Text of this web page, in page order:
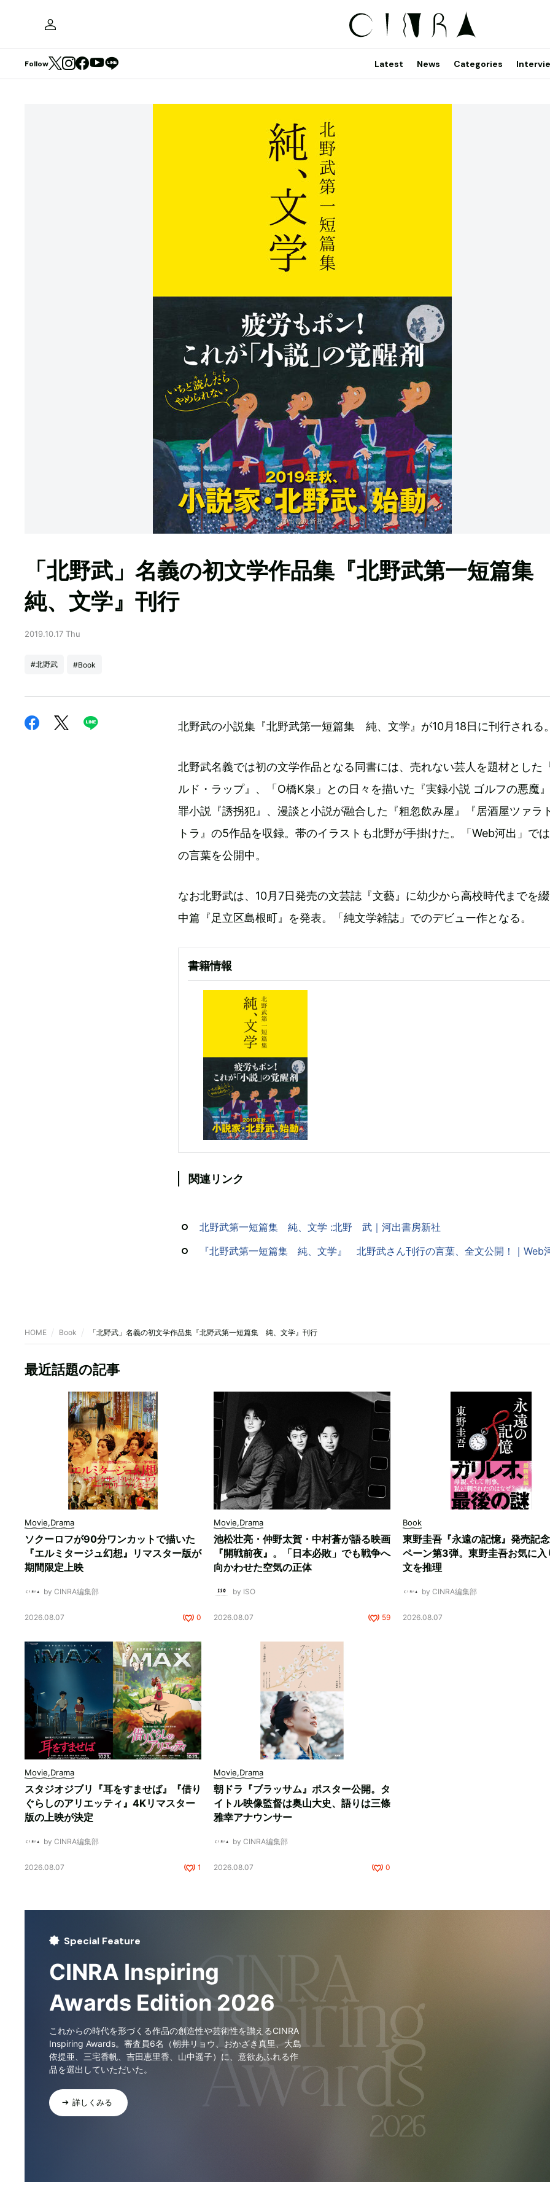
Follow Latest News Categories
「北野武」名義の初文学作品集『北野武第一短篇
純、文学』刊行
2019.10.17 Thu
#北野武 #Book
北野武の小説集『北野武第一短篇集 純、文学』が10月18日に刊行される
北野武名義では初の文学作品となる同書には、売れない芸人を題材とした
ルド・ラップ』、「O橋K泉」との日々を描いた『実録小説 ゴルフの悪魔
罪小説『誘拐犯』、漫談と小説が融合した『粗忽飲み屋』『居酒屋ツァラ
トラ』の5作品を収録。帯のイラストも北野が手掛けた。「Web河出」で
の言葉を公開中。
なお北野武は、10月7日発売の文芸誌『文藝』に幼少から高校時代までを
中篇『足立区島根町』を発表。「純文学雑誌」でのデビュー作となる。
書籍情報
関連リンク
北野武第一短篇集 純、文学 :北野 武｜河出書房新社
『北野武第一短篇集 純、文学』 北野武さん刊行の言葉、全文公開！｜Web
HOME Book 「北野武」名義の初文学作品集『北野武第一短篇集 純、文学』刊行
最近話題の記事
Movie,Drama
ソクーロフが90分ワンカットで描いた
『エルミタージュ幻想』リマスター版が
期間限定上映
by CINRA編集部
2026.08.07 0
Movie,Drama
池松壮亮・仲野太賀・中村蒼が語る映画
『開戦前夜』。「日本必敗」でも戦争へ
向かわせた空気の正体
by ISO
2026.08.07 59
Book
東野圭吾『永遠の記憶』発売記
ペーン第3弾。東野圭吾お気に入
文を推理
by CINRA編集部
2026.08.07
Movie,Drama
スタジオジブリ『耳をすませば』『借り
ぐらしのアリエッティ』4Kリマスター
版の上映が決定
by CINRA編集部
2026.08.07 1
Movie,Drama
朝ドラ『ブラッサム』ポスター公開。タ
イトル映像監督は奥山大史、語りは三條
雅幸アナウンサー
by CINRA編集部
2026.08.07 0
Special Feature
CINRA Inspiring
Awards Edition 2026
これからの時代を形づくる作品の創造性や芸術性を讃えるCINRA
Inspiring Awards。審査員6名（朝井リョウ、おかざき真里、大島
依提亜、三宅香帆、吉田恵里香、山中遥子）に、意欲あふれる作
品を選出していただいた。
詳しくみる